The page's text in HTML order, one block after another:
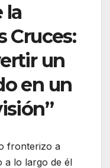
la
Cruces:
un
en un
fronterizo a
a lo largo de él